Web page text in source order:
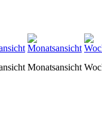
Monatsansicht